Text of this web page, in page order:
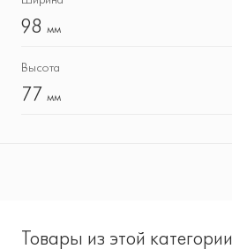
98 мм
Высота
77 мм
Товары из этой категории